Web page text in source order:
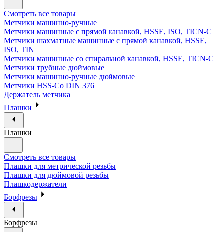
Смотреть все товары
Метчики машинно-ручные
Метчики машинные с прямой канавкой, HSSE, ISO, TICN-C
Метчики шахматные машинные с прямой канавкой, HSSE,
ISO, TIN
Метчики машинные со спиральной канавкой, HSSE, TICN-C
Метчики трубные дюймовые
Метчики машинно-ручные дюймовые
Метчики HSS-Co DIN 376
Держатель метчика
Плашки
Плашки
Смотреть все товары
Плашки для метрической резьбы
Плашки для дюймовой резьбы
Плашкодержатели
Борфрезы
Борфрезы